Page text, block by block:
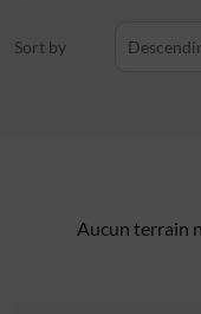
Sort by
Aucun terrain